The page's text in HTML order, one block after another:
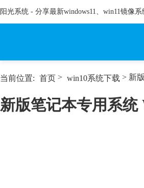
阳光系统 - 分享最新windows11、win11镜像系
当前位置: 首页 > win10系统下载 > 新
新版笔记本专用系统